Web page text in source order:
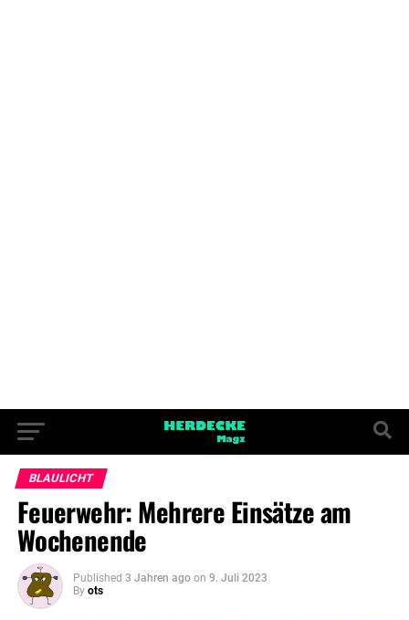
BLAULICHT
Feuerwehr: Mehrere Einsätze am
Wochenende
Published 3 Jahren ago on 9. Juli 2023
By ots